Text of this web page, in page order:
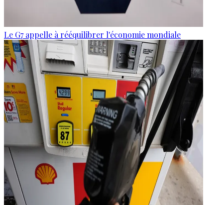
Le G7 appelle à rééquilibrer l'économie mondiale